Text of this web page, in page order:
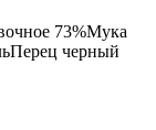
73%Мука
Перец черный